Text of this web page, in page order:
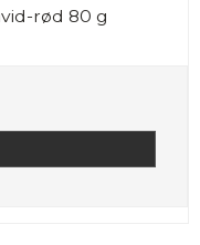
rød 80 g